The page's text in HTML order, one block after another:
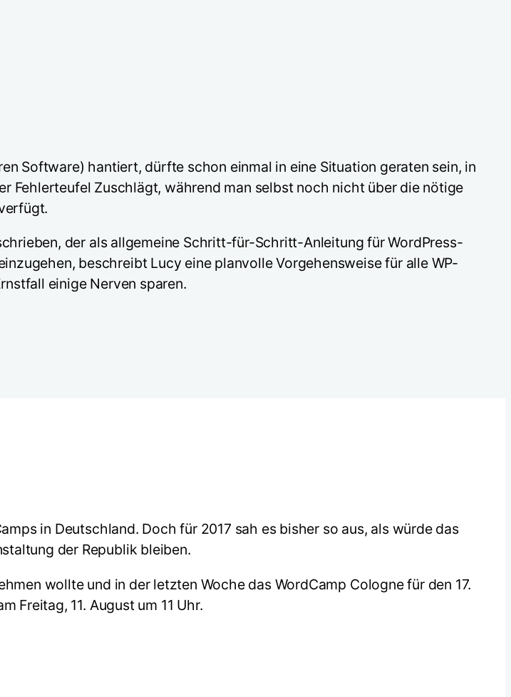
Software) hantiert, dürfte schon einmal in eine Situation geraten sein, in
Fehlerteufel Zuschlägt, während man selbst noch nicht über die nötige
der als allgemeine Schritt-für-Schritt-Anleitung für WordPress-
beschreibt Lucy eine planvolle Vorgehensweise für alle WP-
einige Nerven sparen.
in Deutschland. Doch für 2017 sah es bisher so aus, als würde das
der Republik bleiben.
wollte und in der letzten Woche das WordCamp Cologne für den 17.
Freitag, 11. August um 11 Uhr.